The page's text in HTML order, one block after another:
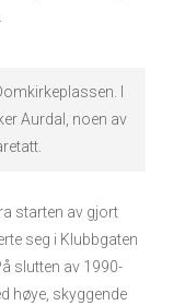
I
Aurdal, noen av
starten av gjort
seg i Klubbgaten
slutten av 1990-
høye, skyggende